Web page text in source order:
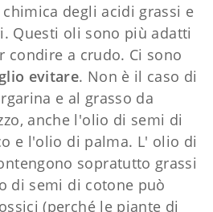
degli acidi grassi e
Questi oli sono più adatti
condire a crudo. Ci sono
evitare. Non è il caso di
e al grasso da
anche l'olio di semi di
e l'olio di palma. L' olio di
sopratutto grassi
di semi di cotone può
(perché le piante di